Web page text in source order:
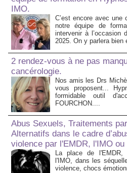
IMO.
C’est encore avec une
notre équipe de
intervenir à l’occasion
2025. On y parlera bien
2 rendez-vous à ne pas
cancérologie.
Nos amis les Drs
vous proposent...
formidable outil
FOURCHON....
Abus Sexuels, Traitements
Alternatifs dans le cadre
violence par l'EMDR, l'IMO ou
La place de l'EMDR,
l'IMO, dans les
violence, chocs